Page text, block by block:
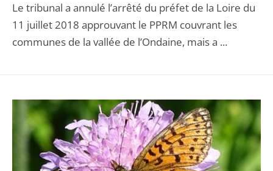
Le tribunal a annulé l’arrêté du préfet de la Loire du
11 juillet 2018 approuvant le PPRM couvrant les
communes de la vallée de l’Ondaine, mais a ...